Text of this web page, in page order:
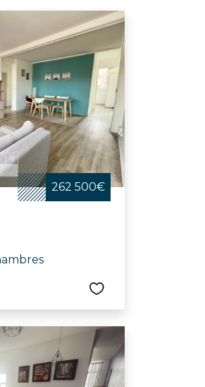
des causes telles que
broyage mobile pour
de Lille, la nuit des
son riche réseau
le conservatoire
vendre dans une ville
262 500€